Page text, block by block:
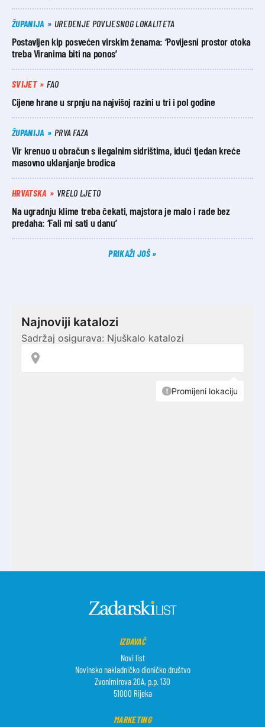
ŽUPANIJA UREĐENJE POVIJESNOG LOKALITETA
Postavljen kip posvećen virskim ženama: ‘Povijesni prostor otoka
treba Viranima biti na ponos’
SVIJET FAO
Cijene hrane u srpnju na najvišoj razini u tri i pol godine
ŽUPANIJA PRVA FAZA
Vir krenuo u obračun s ilegalnim sidrištima, idući tjedan kreće
masovno uklanjanje brodica
HRVATSKA VRELO LJETO
Na ugradnju klime treba čekati, majstora je malo i rade bez
predaha: ‘Fali mi sati u danu’
PRIKAŽI JOŠ
IZDAVAČ
Novi list
Novinsko nakladničko dioničko društvo
Zvonimirova 20A, p.p. 130
51000 Rijeka
MARKETING